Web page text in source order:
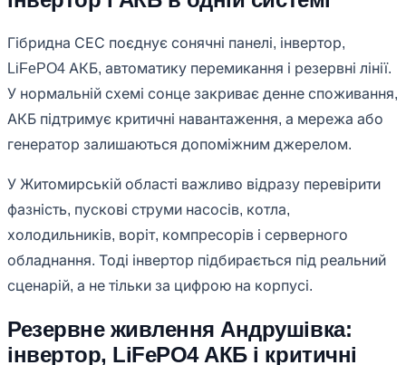
Гібридна СЕС поєднує сонячні панелі, інвертор,
LiFePO4 АКБ, автоматику перемикання і резервні лінії.
У нормальній схемі сонце закриває денне споживання,
АКБ підтримує критичні навантаження, а мережа або
генератор залишаються допоміжним джерелом.
У Житомирській області важливо відразу перевірити
фазність, пускові струми насосів, котла,
холодильників, воріт, компресорів і серверного
обладнання. Тоді інвертор підбирається під реальний
сценарій, а не тільки за цифрою на корпусі.
Резервне живлення Андрушівка:
інвертор, LiFePO4 АКБ і критичні